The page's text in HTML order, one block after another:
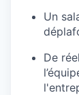
Un
De